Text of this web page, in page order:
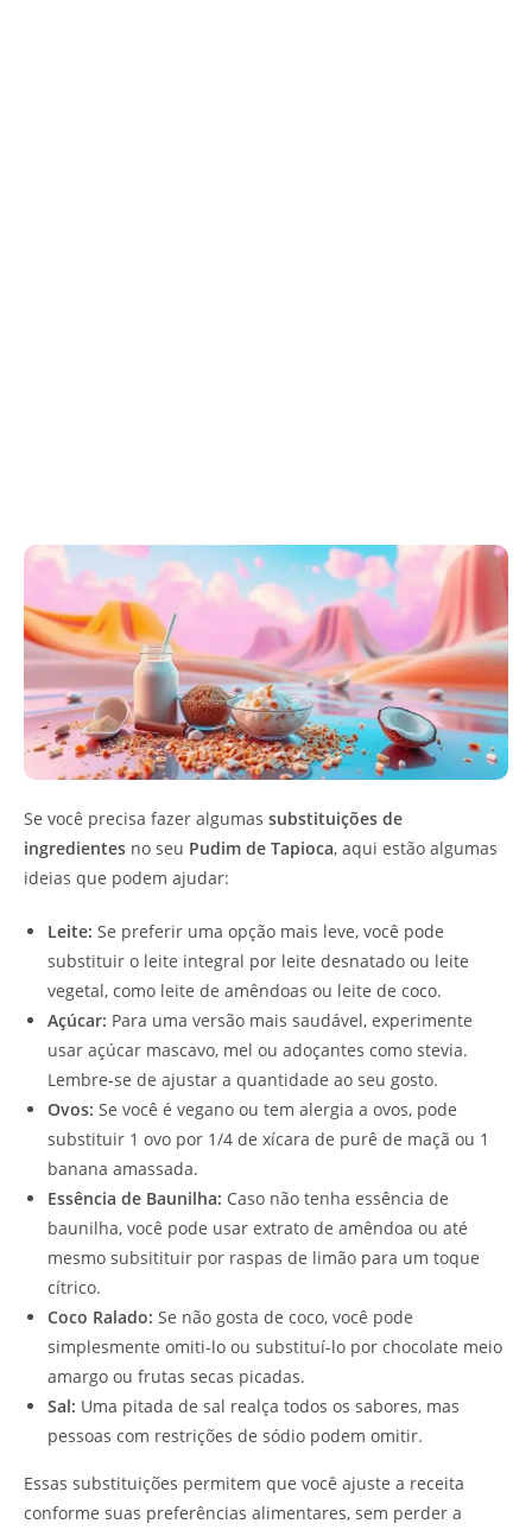
Se você precisa fazer algumas substituições de
ingredientes no seu Pudim de Tapioca, aqui estão algumas
ideias que podem ajudar:
Leite: Se preferir uma opção mais leve, você pode
substituir o leite integral por leite desnatado ou leite
vegetal, como leite de amêndoas ou leite de coco.
Açúcar: Para uma versão mais saudável, experimente
usar açúcar mascavo, mel ou adoçantes como stevia.
Lembre-se de ajustar a quantidade ao seu gosto.
Ovos: Se você é vegano ou tem alergia a ovos, pode
substituir 1 ovo por 1/4 de xícara de purê de maçã ou 1
banana amassada.
Essência de Baunilha: Caso não tenha essência de
baunilha, você pode usar extrato de amêndoa ou até
mesmo subsitituir por raspas de limão para um toque
cítrico.
Coco Ralado: Se não gosta de coco, você pode
simplesmente omiti-lo ou substituí-lo por chocolate meio
amargo ou frutas secas picadas.
Sal: Uma pitada de sal realça todos os sabores, mas
pessoas com restrições de sódio podem omitir.
Essas substituições permitem que você ajuste a receita
conforme suas preferências alimentares, sem perder a